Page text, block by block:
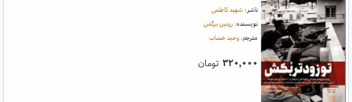
ناشر: شهید کاظمی
نویسنده: رونین برگمن
مترجم: وحید خضاب
۳۲۰,۰۰۰ تومان